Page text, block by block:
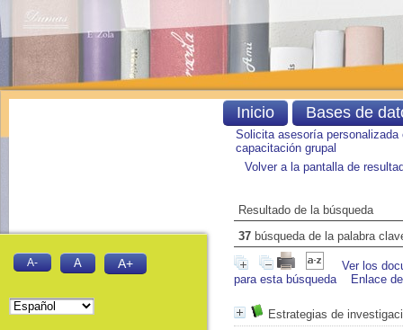
Solicita asesoría personalizada
capacitación grupal
Volver a la pantalla de
Resultado de la búsqueda
37 búsqueda de la palabra
Ver los
para esta búsqueda
Enlace
Estrategias de
Inicio Bases de
A- A A+